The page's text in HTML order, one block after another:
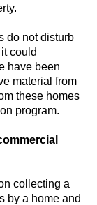
do not disturb
could
have been
material from
these homes
program.
collecting a
by a home and